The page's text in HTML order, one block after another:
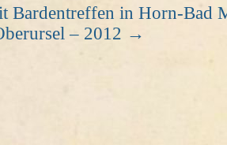
Bardentreffen in Horn-Bad
– 2012 →